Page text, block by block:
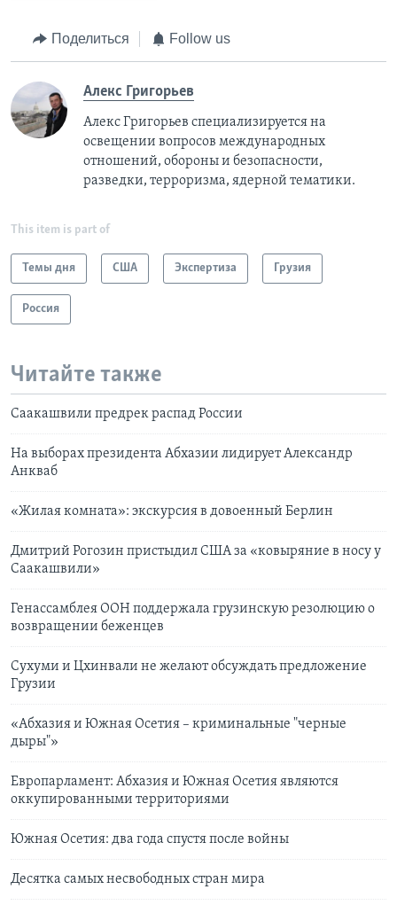
Поделиться Follow us
Алекс Григорьев
Алекс Григорьев специализируется на
освещении вопросов международных
отношений, обороны и безопасности,
разведки, терроризма, ядерной тематики.
This item is part of
Темы дня США Экспертиза Грузия
Россия
Читайте также
Саакашвили предрек распад России
На выборах президента Абхазии лидирует Александр
Анкваб
«Жилая комната»: экскурсия в довоенный Берлин
Дмитрий Рогозин пристыдил США за «ковыряние в носу у
Саакашвили»
Генассамблея ООН поддержала грузинскую резолюцию о
возвращении беженцев
Сухуми и Цхинвали не желают обсуждать предложение
Грузии
«Абхазия и Южная Осетия – криминальные "черные
дыры"»
Европарламент: Абхазия и Южная Осетия являются
оккупированными территориями
Южная Осетия: два года спустя после войны
Десятка самых несвободных стран мира